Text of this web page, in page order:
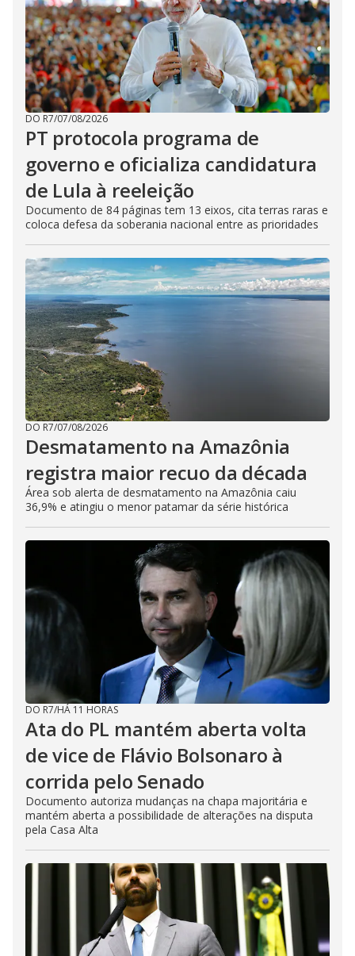
DO R7/07/08/2026
PT protocola programa de
governo e oficializa candidatura
de Lula à reeleição
Documento de 84 páginas tem 13 eixos, cita terras raras e
coloca defesa da soberania nacional entre as prioridades
DO R7/07/08/2026
Desmatamento na Amazônia
registra maior recuo da década
Área sob alerta de desmatamento na Amazônia caiu
36,9% e atingiu o menor patamar da série histórica
DO R7/HÁ 11 HORAS
Ata do PL mantém aberta volta
de vice de Flávio Bolsonaro à
corrida pelo Senado
Documento autoriza mudanças na chapa majoritária e
mantém aberta a possibilidade de alterações na disputa
pela Casa Alta